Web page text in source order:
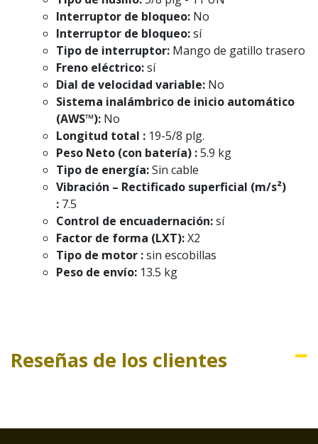
Interruptor de bloqueo: No
Interruptor de bloqueo:sí
Tipo de interruptor: Mango de gatillo trasero
Freno eléctrico:sí
Dial de velocidad variable: No
Sistema inalámbrico de inicio automático
(AWS™): No
Longitud total : 19-5/8 plg.
Peso Neto (con batería) :5.9 kg
Tipo de energía:Sin cable
Vibración – Rectificado superficial (m/s²)
: 7.5
Control de encuadernación:sí
Factor de forma (LXT):X2
Tipo de motor :sin escobillas
Peso de envío: 13.5 kg
Reseñas de los clientes